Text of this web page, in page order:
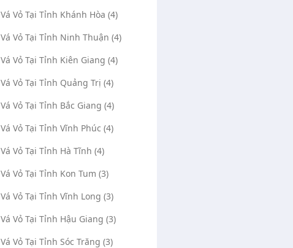
Vá Vỏ Tại Tỉnh Khánh Hòa (4)
Vá Vỏ Tại Tỉnh Ninh Thuận (4)
Vá Vỏ Tại Tỉnh Kiên Giang (4)
Vá Vỏ Tại Tỉnh Quảng Trị (4)
Vá Vỏ Tại Tỉnh Bắc Giang (4)
Vá Vỏ Tại Tỉnh Vĩnh Phúc (4)
Vá Vỏ Tại Tỉnh Hà Tĩnh (4)
Vá Vỏ Tại Tỉnh Kon Tum (3)
Vá Vỏ Tại Tỉnh Vĩnh Long (3)
Vá Vỏ Tại Tỉnh Hậu Giang (3)
Vá Vỏ Tại Tỉnh Sóc Trăng (3)